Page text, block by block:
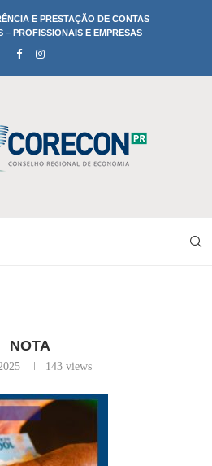
E PRESTAÇÃO DE CONTAS
– PROFISSIONAIS E EMPRESAS
NOTA
143 views